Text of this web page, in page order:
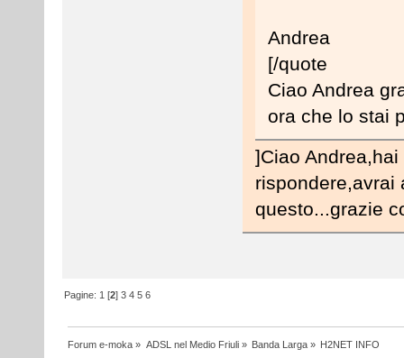
Andrea
[/quote
Ciao Andrea
ora che lo stai
]Ciao
rispondere,avrai
questo...grazie
Pagine: 1 [2]3 4 5 6
Forum e-moka » ADSL nel Medio Friuli» Banda Larga» H2NET INFO